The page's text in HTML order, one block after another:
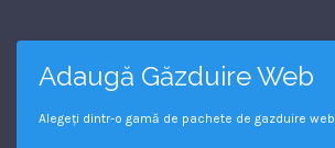
Adaugă Găzduire Web
Alegeți dintr-o gamă de pachete de gazduire web